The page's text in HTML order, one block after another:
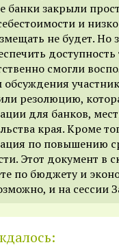
банки закрыли
и
не будет. Но
смогли
резолюцию,
для банков,
края. Кроме
по повышению
Этот документ в
по бюджету и
и на сессии